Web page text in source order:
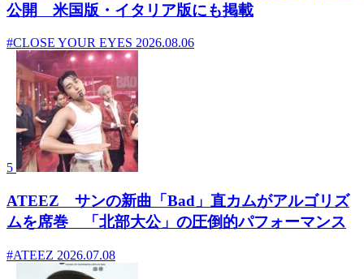
公開 米国版・イタリア版にも掲載
#CLOSE YOUR EYES 2026.08.06
5
ATEEZ サンの新曲「Bad」直カムがアルゴリズ
ムを席巻 「北部大公」の圧倒的パフォーマンス
#ATEEZ 2026.07.08